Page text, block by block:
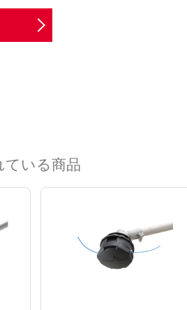
ている商品